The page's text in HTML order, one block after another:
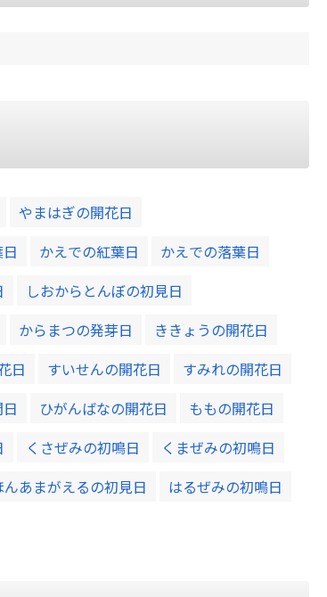
やまはぎの開花日
かえでの紅葉日
かえでの落葉日
しおからとんぼの初見日
からまつの発芽日
ききょうの開花日
日 すいせんの開花日
すみれの開花日
ひがんばなの開花日
ももの開花日
くさぜみの初鳴日
くまぜみの初鳴日
んあまがえるの初見日
はるぜみの初鳴日